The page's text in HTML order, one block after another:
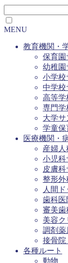
MENU
教育機関・
保育園
幼稚園
小学校
中学
高等学
専門学
大学
学童保
医療機関・
産婦
小児科
皮膚
整形外
人間
歯科医
審美歯
美容
調剤薬
接骨院
各種ルート
動物